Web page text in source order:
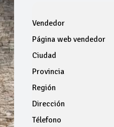
Vendedor
Página web vendedor
Ciudad
Provincia
Región
Dirección
Télefono